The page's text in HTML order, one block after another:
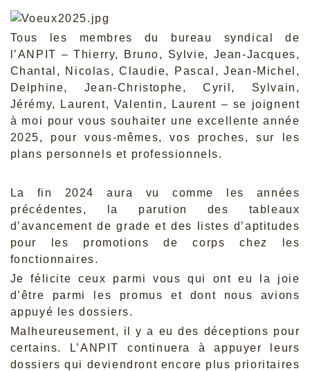
Tous les membres du bureau syndical de
l’ANPIT – Thierry, Bruno, Sylvie, Jean-Jacques,
Chantal, Nicolas, Claudie, Pascal, Jean-Michel,
Delphine, Jean-Christophe, Cyril, Sylvain,
Jérémy, Laurent, Valentin, Laurent – se joignent
à moi pour vous souhaiter une excellente année
2025, pour vous-mêmes, vos proches, sur les
plans personnels et professionnels.
La fin 2024 aura vu comme les années
précédentes, la parution des tableaux
d’avancement de grade et des listes d’aptitudes
pour les promotions de corps chez les
fonctionnaires.
Je félicite ceux parmi vous qui ont eu la joie
d’être parmi les promus et dont nous avions
appuyé les dossiers.
Malheureusement, il y a eu des déceptions pour
certains. L’ANPIT continuera à appuyer leurs
dossiers qui deviendront encore plus prioritaires